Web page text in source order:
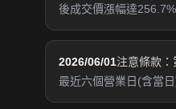
後成交價漲幅達
2026/06/01注意條款
最近六個營業日(含當